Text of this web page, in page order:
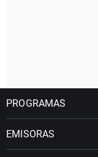
PROGRAMAS
EMISORAS